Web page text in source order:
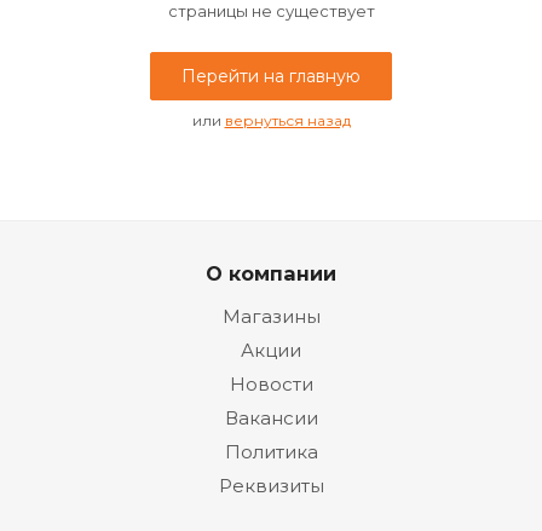
страницы не существует
Перейти на главную
или вернуться назад
О компании
Магазины
Акции
Новости
Вакансии
Политика
Реквизиты